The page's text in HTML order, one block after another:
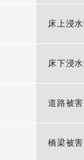
床上浸
床下浸
道路被害
橋梁被害